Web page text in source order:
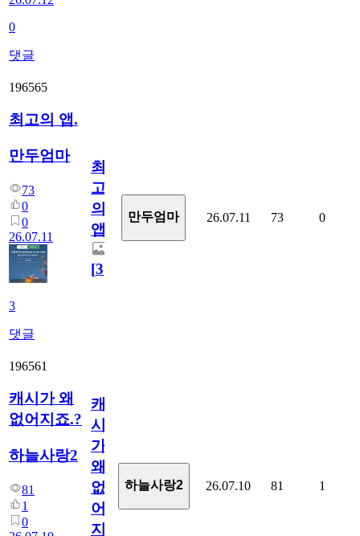
0
댓글
196565
최고의 앱.
만두엄마
73
0
0
26.07.11
3
댓글
최
고
의
앱.
[3]
만두엄마 26.07.11 73 0
196561
캐시가 왜
없어지죠.?
하늘사랑2
81
1
0
캐
시
가
왜
없
어
지
하늘사랑2 26.07.10 81 1